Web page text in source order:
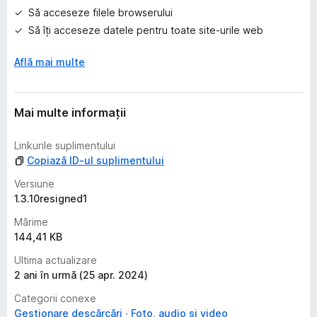
r
i
Să acceseze filele browserului
Să îți acceseze datele pentru toate site-urile web
Află mai multe
Mai multe informații
Linkurile suplimentului
Copiază ID-ul suplimentului
Versiune
1.3.10resigned1
Mărime
144,41 KB
Ultima actualizare
2 ani în urmă (25 apr. 2024)
Categorii conexe
Gestionare descărcări
Foto, audio și video